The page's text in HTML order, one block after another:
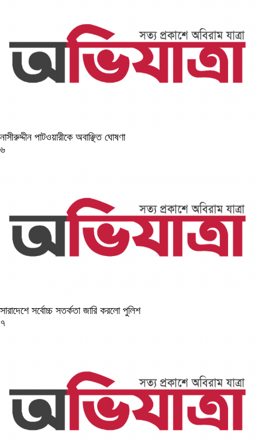
নাসীরুদ্দীন পাটওয়ারীকে অবাঞ্ছিত ঘোষণা
৬
সারাদেশে সর্বোচ্চ সতর্কতা জারি করলো পুলিশ
৭